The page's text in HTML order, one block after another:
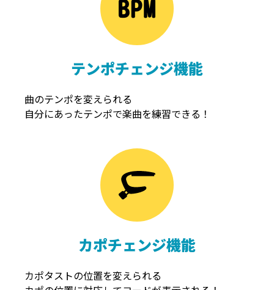
テンポチェンジ機能
曲のテンポを変えられる
自分にあったテンポで楽曲を練習できる！
カポチェンジ機能
カポタストの位置を変えられる